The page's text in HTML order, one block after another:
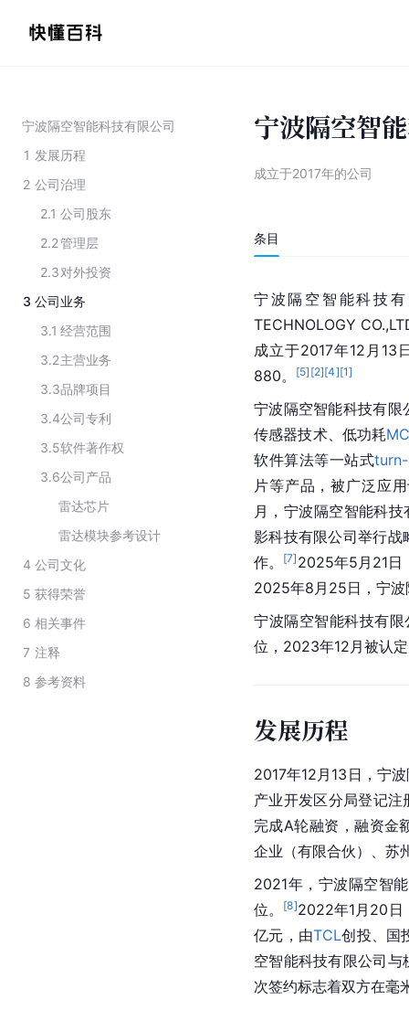
宁波隔空智能科技有限公司
1 发展历程
2 公司治理
2.1 公司股东
2.2管理层
2.3对外投资
3 公司业务
3.1 经营范围
3.2主营业务
3.3品牌项目
3.4公司专利
3.5软件著作权
3.6公司产品
雷达芯片
雷达模块参考设计
4 公司文化
5 获得荣誉
6 相关事件
7 注释
8 参考资料
宁波隔空智
成立于2017年的公司
条目
宁波隔空智能科技有
TECHNOLOGY
成立于2017年12月13
880。
[5] [2][4][1]
宁波隔空智能科技有限
传感器技术、低功耗
软件算法等一站式turn-
片等产品，被广泛应
月，宁波隔空智能科
影科技有限公司举行战
作。
[7] 2025年5月21日
2025年8月25日，宁波
宁波隔空智能科技有
位，2023年12月被认
发展历程
2017年12月13日，宁
产业开发区分局登记注
完成A轮融资，融资金
企业（有限合伙）、苏
2021年，宁波隔空智
位。
[8]2022年1月20日
亿元，由TCL创投、国
空智能科技有限公司
次签约标志着双方在毫